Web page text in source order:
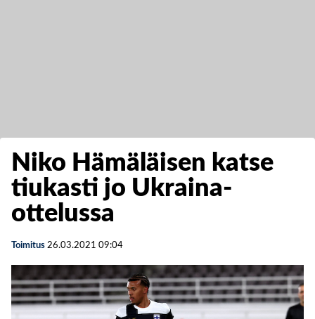
Niko Hämäläisen katse
tiukasti jo Ukraina-
ottelussa
Toimitus 26.03.2021 09:04